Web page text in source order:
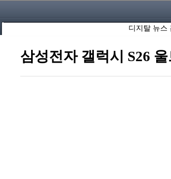
디지탈 뉴스
삼성전자 갤럭시 S26